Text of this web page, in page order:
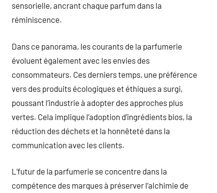
sensorielle, ancrant chaque parfum dans la
réminiscence.
Dans ce panorama, les courants de la parfumerie
évoluent également avec les envies des
consommateurs. Ces derniers temps, une préférence
vers des produits écologiques et éthiques a surgi,
poussant l’industrie à adopter des approches plus
vertes. Cela implique l’adoption d’ingrédients bios, la
réduction des déchets et la honnêteté dans la
communication avec les clients.
L’futur de la parfumerie se concentre dans la
compétence des marques à préserver l’alchimie de